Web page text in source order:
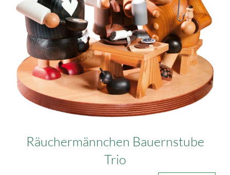
Räuchermännchen Bauernstube
Trio